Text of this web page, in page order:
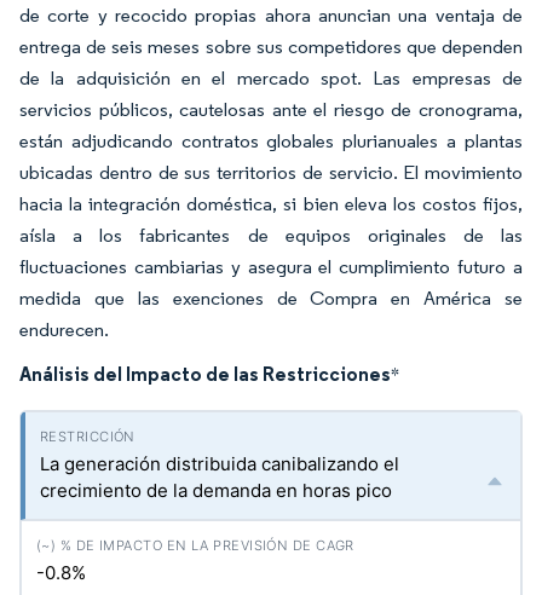
de corte y recocido propias ahora anuncian una ventaja de
entrega de seis meses sobre sus competidores que dependen
de la adquisición en el mercado spot. Las empresas de
servicios públicos, cautelosas ante el riesgo de cronograma,
están adjudicando contratos globales plurianuales a plantas
ubicadas dentro de sus territorios de servicio. El movimiento
hacia la integración doméstica, si bien eleva los costos fijos,
aísla a los fabricantes de equipos originales de las
fluctuaciones cambiarias y asegura el cumplimiento futuro a
medida que las exenciones de Compra en América se
endurecen.
Análisis del Impacto de las Restricciones*
La generación distribuida canibalizando el
crecimiento de la demanda en horas pico
-0.8%